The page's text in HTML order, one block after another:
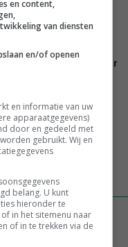
geitenzuivel blijft
top
krimpt, pluimveesector
doe vooral ook waar
en content,
van diensten
en/of openen
en informatie van uw
apparaatgegevens)
door en gedeeld met
gebruikt. Wij en
belang. U kunt
hieronder te
in het sitemenu naar
of in te trekken via de